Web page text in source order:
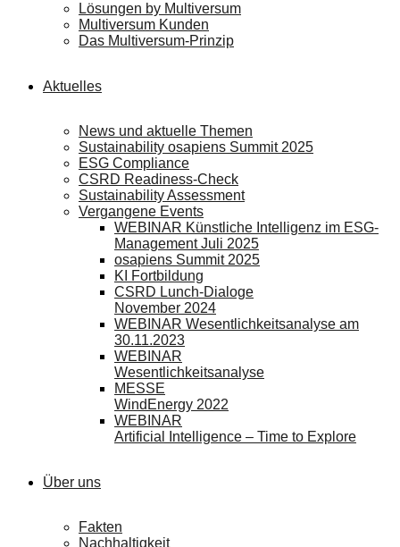
Lösungen by Multiversum
Multiversum Kunden
Das Multiversum-Prinzip
Aktuelles
News und aktuelle Themen
Sustainability osapiens Summit 2025
ESG Compliance
CSRD Readiness-Check
Sustainability Assessment
Vergangene Events
WEBINAR Künstliche Intelligenz im ESG-
Management Juli 2025
osapiens Summit 2025
KI Fortbildung
CSRD Lunch-Dialoge
November 2024
WEBINAR Wesentlichkeitsanalyse am
30.11.2023
WEBINAR
Wesentlichkeitsanalyse
MESSE
WindEnergy 2022
WEBINAR
Artificial Intelligence – Time to Explore
Über uns
Fakten
Nachhaltigkeit